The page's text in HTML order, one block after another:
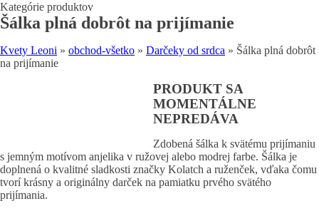
Kategórie produktov
Šálka plná dobrôt na prijímanie
Kvety Leoni » obchod-všetko » Darčeky od srdca » Šálka plná dobrôt
na prijímanie
PRODUKT SA
MOMENTÁLNE
NEPREDÁVA
Zdobená šálka k svätému prijímaniu
s jemným motívom anjelika v ružovej alebo modrej farbe. Šálka je
doplnená o kvalitné sladkosti značky Kolatch a ruženček, vďaka čomu
tvorí krásny a originálny darček na pamiatku prvého svätého
prijímania.